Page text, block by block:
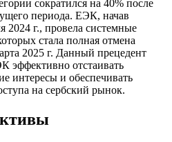
сократился на 40% после
периода. ЕЭК, начав
2024 г., провела системные
стала полная отмена
2025 г. Данный прецедент
эффективно отстаивать
интересы и обеспечивать
на сербский рынок.